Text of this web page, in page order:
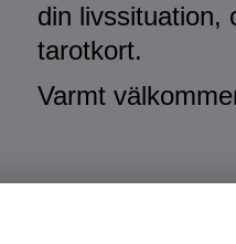
din livssituation,
tarotkort.
Varmt